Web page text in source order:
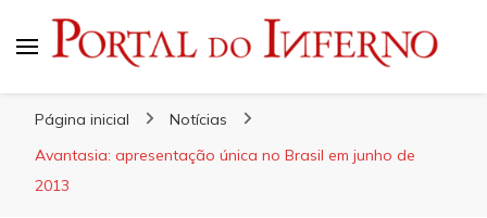
Página inicial
Notícias
Avantasia: apresentação única no Brasil em junho de
2013